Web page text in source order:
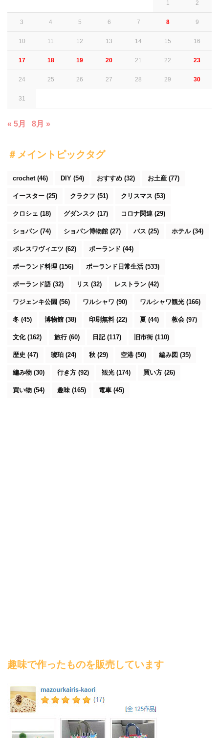
1 2
3 4 5 6 7 8 9
10 11 12 13 14 15 16
17 18 19 20 21 22 23
24 25 26 27 28 29 30
31
« 5月 8月 »
＃メイントピックタグ
crochet(46) DIY (54) おすすめ (32) お土産 (77)
イースター (25) クラクフ (51) クリスマス (53)
クロシェ (18) グダンスク (17) コロナ関連 (29)
ショパン (74) ショパン博物館 (27) バス (25) ホテル(34)
ボレスワヴィエツ (62) ポーランド (44)
ポーランド料理 (156) ポーランド日常生活(533)
ポーランド語(32) リス (32) レストラン (42)
ワジェンキ公園 (56) ワルシャワ (90) ワルシャワ観光 (166)
冬 (45) 博物館 (38) 印刷無料(22) 夏 (44) 教会 (97)
文化(162) 旅行 (60) 日記(117) 旧市街 (110)
歴史 (47) 琥珀 (24) 秋 (29) 空港 (50) 編み図 (35)
編み物 (30) 行き方 (92) 観光 (174) 買い方 (26)
買い物 (54) 趣味(165) 電車 (45)
趣味で作ったものを販売しています